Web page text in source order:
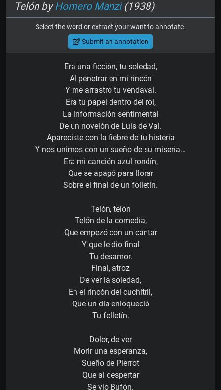
Telón byHomero Manzi(1938)
Select the word or extract your want to annotate.
Submit an annotation
Era una ficción, tu soledad,
Al penetrar en mi rincón
Y me arrastró tu vendaval.
Era tu papel dentro del rol,
La información sentimental
De un novelón de Luis de Val.
Apareciste con la fiebre de tu histeria
Y nos unimos con un sueño de su miseria...
Era mi canción azul rondín,
Que se apagó para llorar
Sobre el final de un folletín.
Telón, telón
Telón de la comedia,
Que empezó con un cantar
Y que le dio final
Tu desamor.
Final, atroz
De ver la soledad,
En el rincón del cuchitril,
Que un día enloqueció
Tu folletín.
Dolor, de ver
Morir una esperanza,
Sueño de Pierrot
Que al despertar
Se vio Bufón.